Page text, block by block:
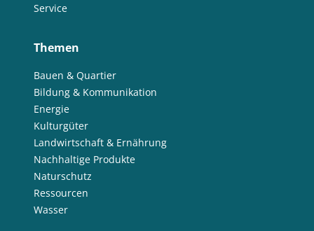
Service
Themen
Bauen & Quartier
Bildung & Kommunikation
Energie
Kulturgüter
Landwirtschaft & Ernährung
Nachhaltige Produkte
Naturschutz
Ressourcen
Wasser